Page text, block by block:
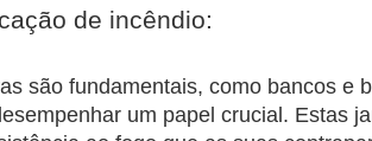
de incêndio:
são fundamentais, como bancos e
um papel crucial. Estas